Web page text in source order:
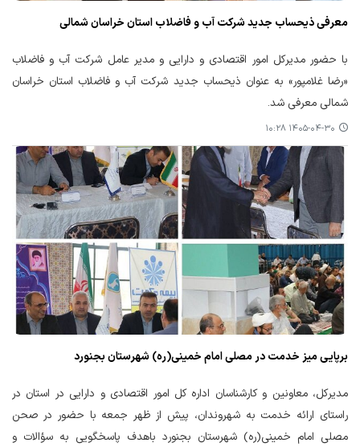
معرفی ذیحساب جدید شرکت آب و فاضلاب استان خراسان شمالی
با حضور مدیرکل امور اقتصادی و دارایی و مدیر عامل شرکت آب و فاضلاب
«رضا غلامپور» به عنوان ذیحساب جدید شرکت آب و فاضلاب استان خراسان
شمالی معرفی شد.
۱۴۰۵-۰۴-۳۰ ۱۰:۲۸
برپایی میز خدمت در مصلی امام خمینی(ره) شهرستان بجنورد
مدیرکل، معاونین و کارشناسان اداره کل امور اقتصادی و دارایی در استان در
راستای ارائه خدمت به شهروندان، پیش از ظهر جمعه با حضور در صحن
مصلی امام خمینی(ره) شهرستان بجنورد باهدف پاسخگویی به سؤالات و